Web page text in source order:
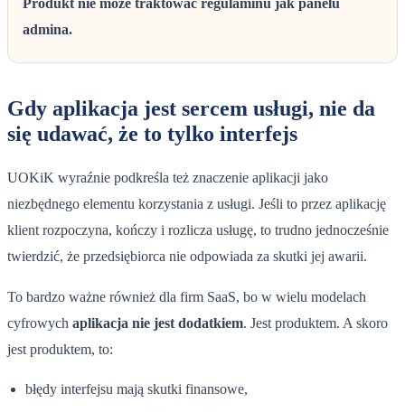
admina.
Gdy aplikacja jest sercem usługi, nie da
się udawać, że to tylko interfejs
UOKiK wyraźnie podkreśla też znaczenie aplikacji jako
niezbędnego elementu korzystania z usługi. Jeśli to przez aplikację
klient rozpoczyna, kończy i rozlicza usługę, to trudno jednocześnie
twierdzić, że przedsiębiorca nie odpowiada za skutki jej awarii.
To bardzo ważne również dla firm SaaS, bo w wielu modelach
cyfrowych aplikacja nie jest dodatkiem. Jest produktem. A skoro
jest produktem, to:
błędy interfejsu mają skutki finansowe,